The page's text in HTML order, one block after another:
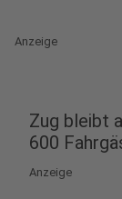
Anzeige
Zug bleibt
600
Anzeige